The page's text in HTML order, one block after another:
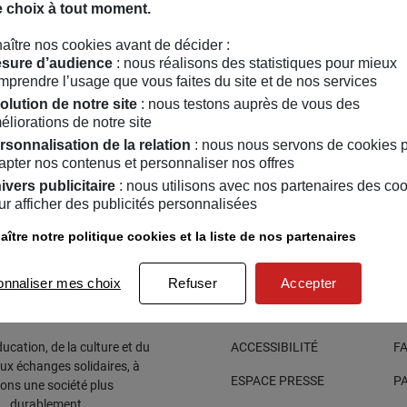
pour les Archives Nationales, chargé de cours à
et doctorant à l’UTC en sciences de
des données culturelles.
de la culture et du
échanges solidaires, à
une société plus
ACCESSIBILITÉ
ESPACE PRESSE
choix à tout moment.
nos cookies avant de décider :
d’audience : nous réalisons des statistiques pour mieux
l’usage que vous faites du site et de nos services
de notre site : nous testons auprès de vous des
de notre site
de la relation : nous nous servons de cookies
nos contenus et personnaliser nos offres
publicitaire : nous utilisons avec nos partenaires des
afficher des publicités personnalisées
notre politique cookies et la liste de nos partenaires
mes choix Refuser Accepter